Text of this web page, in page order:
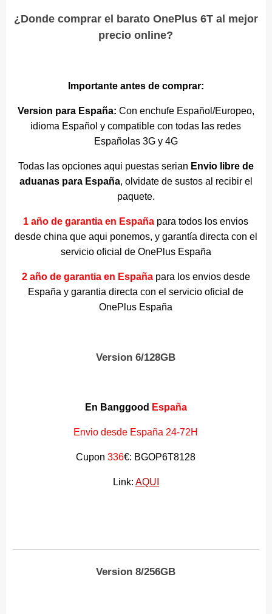
¿Donde comprar el barato OnePlus 6T al mejor
precio online?
Importante antes de comprar:
Version para España: Con enchufe Español/Europeo,
idioma Español y compatible con todas las redes
Españolas 3G y 4G
Todas las opciones aqui puestas serian Envio libre de
aduanas para España, olvidate de sustos al recibir el
paquete.
1 año de garantia en España para todos los envios
desde china que aqui ponemos, y garantía directa con el
servicio oficial de OnePlus España
2 año de garantia en Españapara los envios desde
España y garantia directa con el servicio oficial de
OnePlus España
Version 6/128GB
En Banggood España
Envio desde España 24-72H
Cupon336€: BGOP6T8128
Link: AQUI
Version 8/256GB